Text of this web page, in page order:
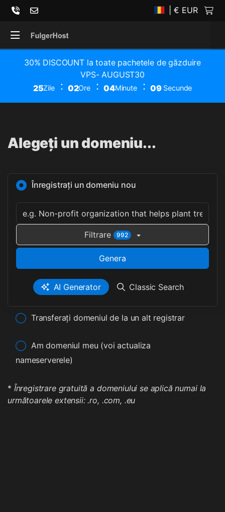
| € EUR
30% DISCOUNT la toate pachetele de găzduire
VPS- AUGUST30
25Zile 02Ore 04Minute 09 Secunde
Alegeți un domeniu...
Înregistrați un domeniu nou
Filtrare 992
Genera
AI Generator Classic Search
Transferați domeniul de la un alt registrar
Am domeniul meu (voi actualiza
nameserverele)
* Înregistrare gratuită a domeniului se aplică numai la
următoarele extensii: .ro, .com, .eu